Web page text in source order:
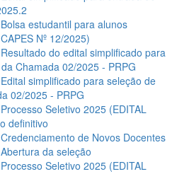
Bolsa estudantil para alunos
Nº 12/2025)
Resultado do edital simplificado para
Chamada 02/2025 - PRPG
Edital simplificado para seleção de
02/2025 - PRPG
Processo Seletivo 2025 (EDITAL
definitivo
Credenciamento de Novos Docentes
da seleção
Processo Seletivo 2025 (EDITAL